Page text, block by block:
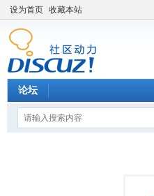
设为首页 收藏本站
论坛